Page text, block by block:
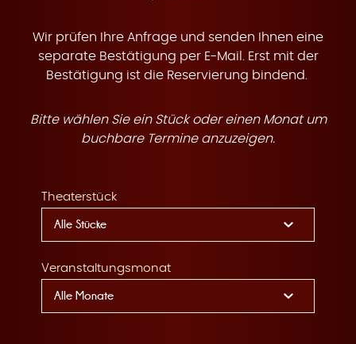
e
Wir prüfen Ihre Anfrage und senden Ihnen eine
separate Bestätigung per E-Mail. Erst mit der
Bestätigung ist die Reservierung bindend.
Bitte wählen Sie ein Stück oder einen Monat um
buchbare Termine anzuzeigen.
Theaterstück
Veranstaltungsmonat